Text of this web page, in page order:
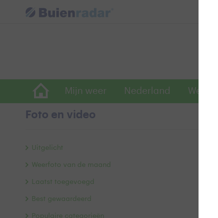
Mijn weer Nederland
Foto en video
Uitgelicht
Weerfoto van de maand
Laatst toegevoegd
Best gewaardeerd
Populaire categorieën